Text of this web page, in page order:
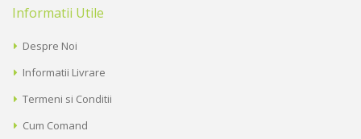
Informatii Utile
Despre Noi
Informatii Livrare
Termeni si Conditii
Cum Comand